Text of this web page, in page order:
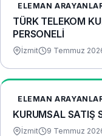
ELEMAN
TÜRK TELEKOM
PERSONELİ
İzmit 9 Temmuz
ELEMAN
KURUMSAL SATIŞ
İzmit 9 Temmuz